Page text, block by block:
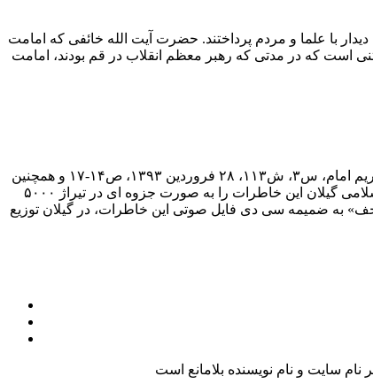
۲۷مهر ۱۳۸۹ به قم سفر کردند. ایشان به مدت ۱۰ روز در این شهر ماندند و به دیدار با علما و مردم پرداختند. حضرت آیت الله خائفی که امامت
است که در مدتی که رهبر معظم انقلاب در قم بودند، امامت
آنچه پیش رو دارید خاطرات آیت الله خائفی گیلانی است. این خاطرات توسط موسسه حفظ آثار امام خمینی گرفته شده است و در هفته نامه حریم امام، س۳، ش۱۱۳، ۲۸ فروردین ۱۳۹۳، ص۱۴-۱۷ و همچنین
شماره های ۱۱۶ و ۱۱۷ درج شده است. گفتنی است که همزمان با سالگرد رحلت امام خمینی(ره) در سال ۱۳۹۳، شورای هماهنگی تبلیغات اسلامی گیلان این خاطرات را به صورت جزوه ای در تیراژ ۵۰۰۰
نجف» به ضمیمه سی دی فایل صوتی این خاطرات، در گیلان توزیع
سایت و نام نویسنده بلامانع است